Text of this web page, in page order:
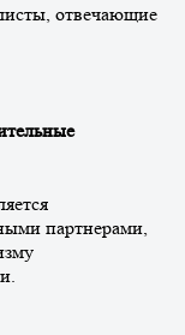
отвечающие
партнерами,